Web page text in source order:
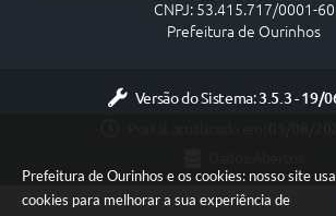
Prefeitura de Ourinhos e os cookies: nosso site usa
cookies para melhorar a sua experiência de
CNPJ: 53.415.717/0001-60
Prefeitura de Ourinhos
Versão do Sistema:3.5.3 - 19/